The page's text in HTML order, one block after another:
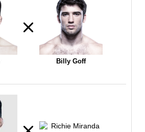
Billy Goff